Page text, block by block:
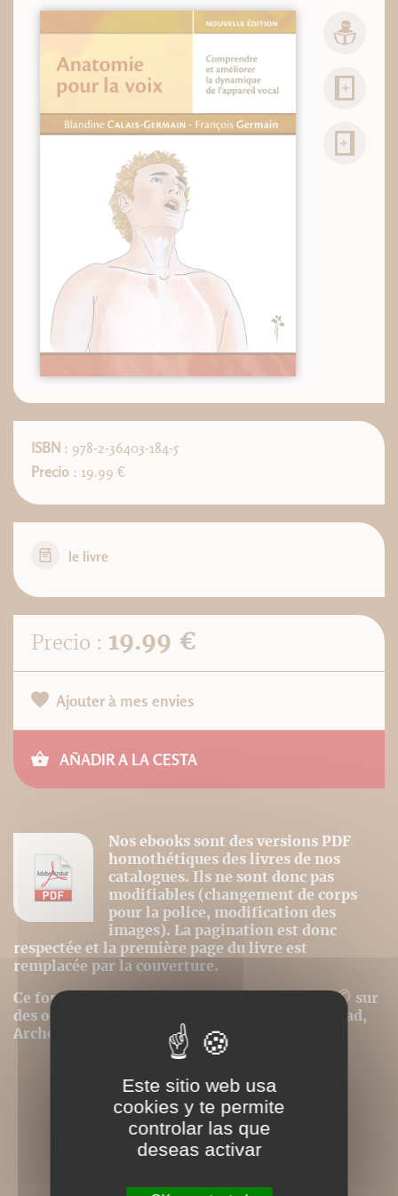
ISBN : 978-2-36403-184-5
Precio : 19.99 €
le livre
Precio : 19.99 €
Ajouter à mes envies
AÑADIR A LA CESTA
Nos ebooks sont des versions PDF
homothétiques des livres de nos
catalogues. Ils ne sont donc pas
modifiables (changement de corps
pour la police, modification des
images). La pagination est donc
respectée et la première page du livre est
remplacée par la couverture.
Ce format peut être lu par le logiciel Acrobat © sur
des ordinateurs ou tablettes tactiles de type iPad,
Archos, Asus ou autres.
Este sitio web usa
cookies y te permite
controlar las que
deseas activar